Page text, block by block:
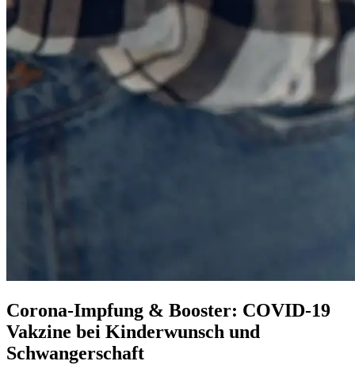
Corona-Impfung & Booster: COVID-19
Vakzine bei Kinderwunsch und
Schwangerschaft